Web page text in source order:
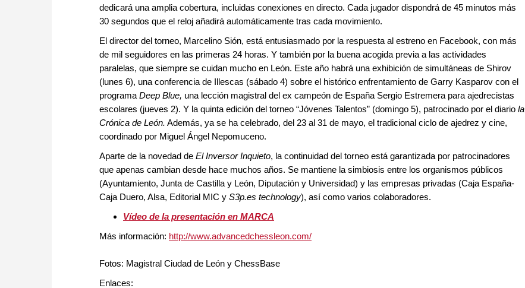
dedicará una amplia cobertura, incluidas conexiones en directo. Cada jugador dispondrá de 45 minutos más
30 segundos que el reloj añadirá automáticamente tras cada movimiento.
El director del torneo, Marcelino Sión, está entusiasmado por la respuesta al estreno en Facebook, con más
de mil seguidores en las primeras 24 horas. Y también por la buena acogida previa a las actividades
paralelas, que siempre se cuidan mucho en León. Este año habrá una exhibición de simultáneas de Shirov
(lunes 6), una conferencia de Illescas (sábado 4) sobre el histórico enfrentamiento de Garry Kasparov con el
programa Deep Blue, una lección magistral del ex campeón de España Sergio Estremera para ajedrecistas
escolares (jueves 2). Y la quinta edición del torneo “Jóvenes Talentos” (domingo 5), patrocinado por el diario la
Crónica de León. Además, ya se ha celebrado, del 23 al 31 de mayo, el tradicional ciclo de ajedrez y cine,
coordinado por Miguel Ángel Nepomuceno.
Aparte de la novedad de El Inversor Inquieto, la continuidad del torneo está garantizada por patrocinadores
que apenas cambian desde hace muchos años. Se mantiene la simbiosis entre los organismos públicos
(Ayuntamiento, Junta de Castilla y León, Diputación y Universidad) y las empresas privadas (Caja España-
Caja Duero, Alsa, Editorial MIC y S3p.es technology), así como varios colaboradores.
Vídeo de la presentación en MARCA
Más información: http://www.advancedchessleon.com/
Fotos: Magistral Ciudad de León y ChessBase
Enlaces: